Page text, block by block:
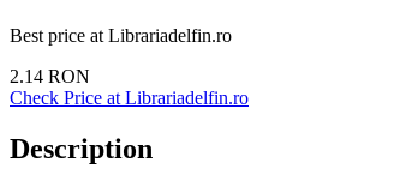
Best price at Librariadelfin.ro
2.14 RON
Check Price at Librariadelfin.ro
Description